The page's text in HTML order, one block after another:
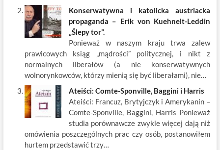
Konserwatywna i katolicka austriacka
propaganda – Erik von Kuehnelt-Leddin
„Ślepy tor”.
Ponieważ w naszym kraju trwa zalew
prawicowych ksiąg „mądrości” politycznej, i nikt z
normalnych liberałów (a nie konserwatywnych
wolnorynkowców, którzy mienią się być liberałami), nie…
Ateiści: Comte-Sponville, Baggini i Harris
Ateiści: Francuz, Brytyjczyk i Amerykanin –
Comte-Sponville, Baggini, Harris Ponieważ
studia porównawcze zwykle więcej dają niż
omówienia poszczególnych prac czy osób, postanowiłem
hurtem przedstawić trzy…